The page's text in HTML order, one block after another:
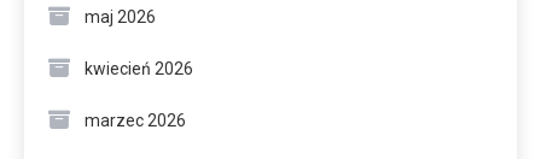
maj 2026
kwiecień 2026
marzec 2026